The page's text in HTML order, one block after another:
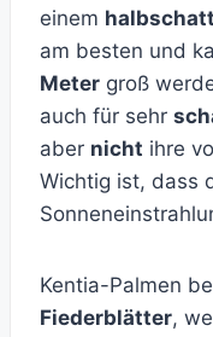
einem
am besten und
Meter groß
auch für sehr
aber nicht ihre
Wichtig ist, dass
Kentia-Palmen
Fiederblätter,